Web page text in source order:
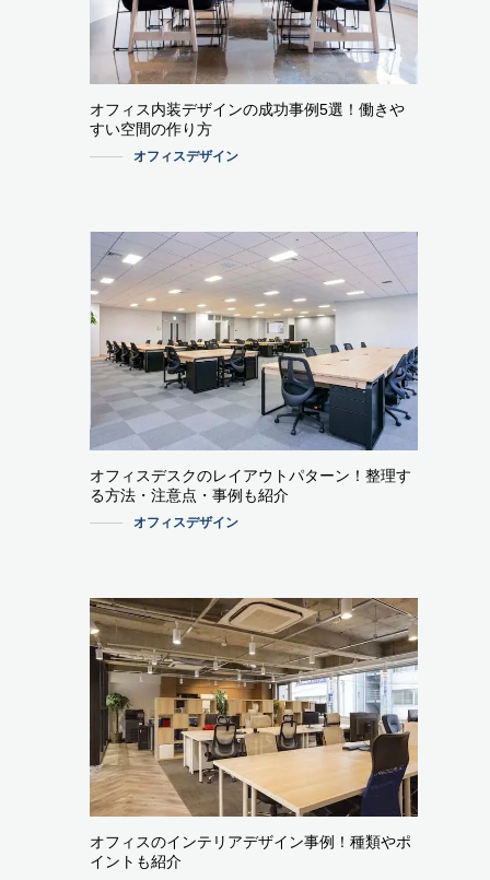
オフィス内装デザインの成功事例5選！働きや
すい空間の作り方
オフィスデザイン
オフィスデスクのレイアウトパターン！整理す
る方法・注意点・事例も紹介
オフィスデザイン
オフィスのインテリアデザイン事例！種類やポ
イントも紹介